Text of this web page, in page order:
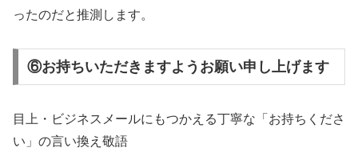
ったのだと推測します。
⑥お持ちいただきますようお願い申し上げます
目上・ビジネスメールにもつかえる丁寧な「お持ちくださ
い」の言い換え敬語